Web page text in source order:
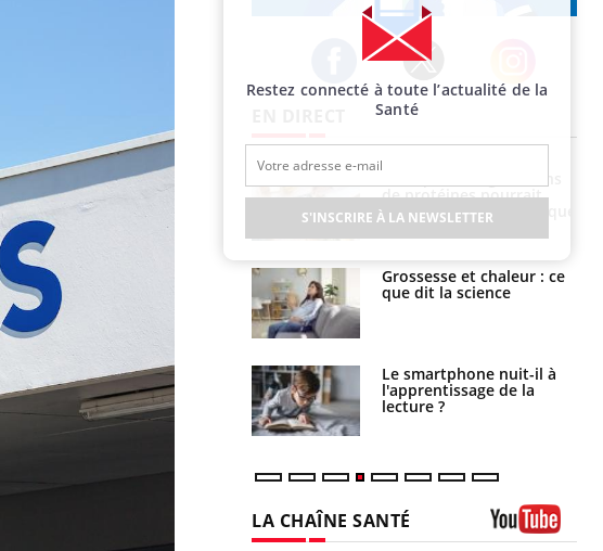
Facebook Twitter Instagram
Pourquoi votre ventre
gâche-t-il les premiers
jours de vos vacances ?
Fortes chaleurs :
pourquoi le risque de
noyade grimpe-t-il ?
Le Viagra pourrait-il
freiner la propagation du
cancer ?
de protéines pourrait
finalement être bénéfique
Grossesse et chaleur : ce
que dit la science
Le smartphone nuit-il à
l'apprentissage de la
lecture ?
LA CHAÎNE SANTÉ
Restez connecté à toute l’actualité de la
Santé
S'INSCRIRE À LA NEWSLETTER